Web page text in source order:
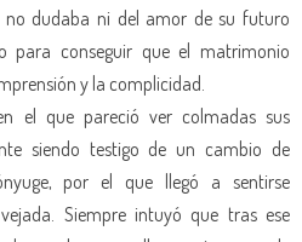
dudaba ni del amor de su futuro
para conseguir que el matrimonio
y la complicidad.
el que pareció ver colmadas sus
siendo testigo de un cambio de
por el que llegó a sentirse
Siempre intuyó que tras ese